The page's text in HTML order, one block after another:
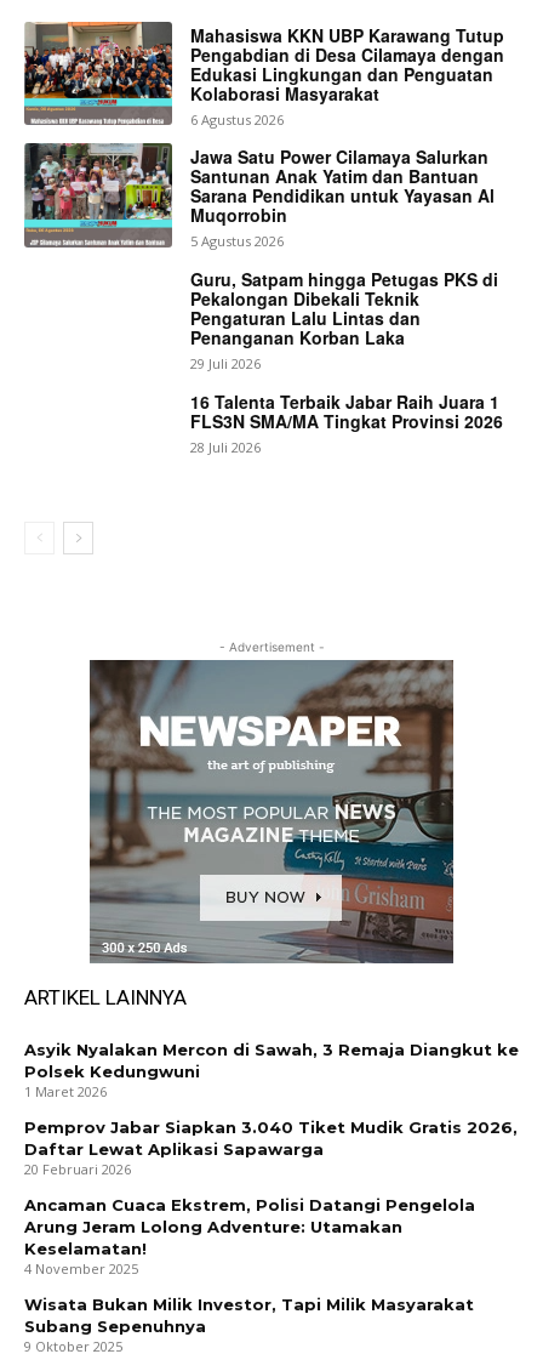
Mahasiswa KKN UBP Karawang Tutup
Pengabdian di Desa Cilamaya dengan
Edukasi Lingkungan dan Penguatan
Kolaborasi Masyarakat
6 Agustus 2026
Jawa Satu Power Cilamaya Salurkan
Santunan Anak Yatim dan Bantuan
Sarana Pendidikan untuk Yayasan Al
Muqorrobin
5 Agustus 2026
Guru, Satpam hingga Petugas PKS di
Pekalongan Dibekali Teknik
Pengaturan Lalu Lintas dan
Penanganan Korban Laka
29 Juli 2026
16 Talenta Terbaik Jabar Raih Juara 1
FLS3N SMA/MA Tingkat Provinsi 2026
28 Juli 2026
- Advertisement -
ARTIKEL LAINNYA
Asyik Nyalakan Mercon di Sawah, 3 Remaja Diangkut ke
Polsek Kedungwuni
1 Maret 2026
Pemprov Jabar Siapkan 3.040 Tiket Mudik Gratis 2026,
Daftar Lewat Aplikasi Sapawarga
20 Februari 2026
Ancaman Cuaca Ekstrem, Polisi Datangi Pengelola
Arung Jeram Lolong Adventure: Utamakan
Keselamatan!
4 November 2025
Wisata Bukan Milik Investor, Tapi Milik Masyarakat
Subang Sepenuhnya
9 Oktober 2025